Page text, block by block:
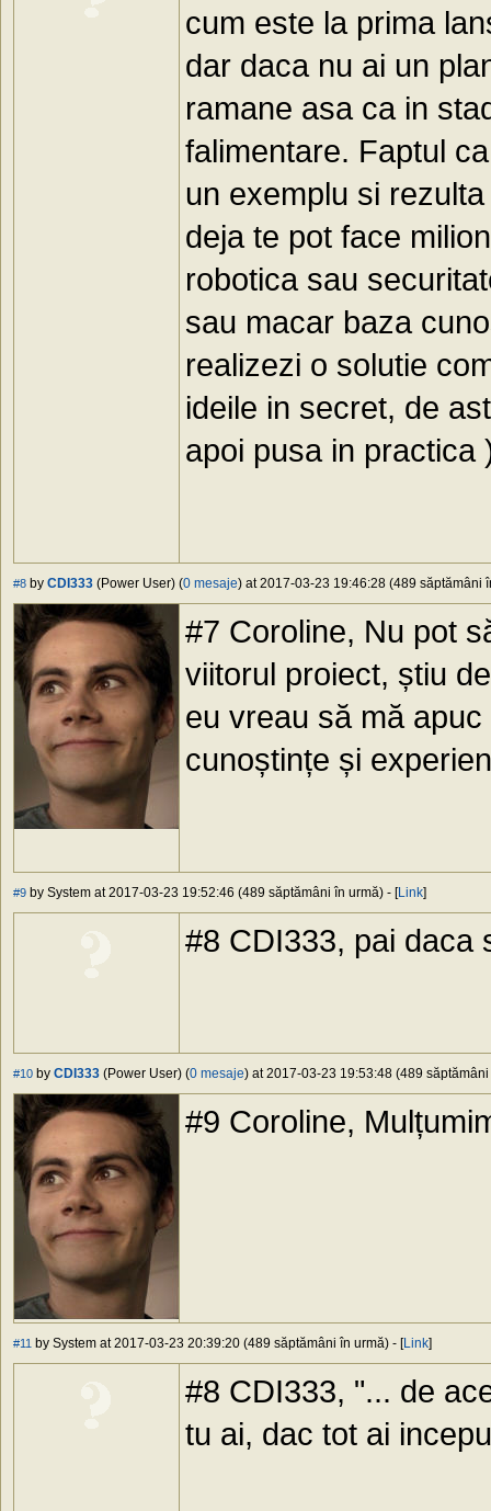
cum este la prima
dar daca nu ai un
ramane asa ca in
falimentare. Faptul
un exemplu si
deja te pot face
robotica sau
sau macar baza
realizezi o solutie
ideile in secret, de
apoi pusa in practica
#8 by CDI333 (Power User) (0 mesaje) at 2017-03-23 19:46:28 (489 săptămâni
#7 Coroline, Nu pot
viitorul proiect, știu
eu vreau să mă
cunoștințe și
#9 by System at 2017-03-23 19:52:46 (489 săptămâni în urmă) - [Link]
#8 CDI333, pai daca
#10 by CDI333 (Power User) (0 mesaje) at 2017-03-23 19:53:48 (489
#9 Coroline,
#11 by System at 2017-03-23 20:39:20 (489 săptămâni în urmă) - [Link]
#8 CDI333, "... de
tu ai, dac tot ai